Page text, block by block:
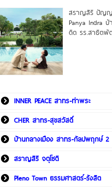
สราญสิริ ปัญญ
Panya Indra
ดิด รร.สาธิตพั
INNER PEACE สาทร-ท่าพระ
CHER สาทร-สุขสวัสดิ์
บ้านกลางเมือง สาทร-กัลปพฤกษ์ 2
สราญสิริ จตุโชติ
Pleno Town ธรรมศาสตร์-รังสิต